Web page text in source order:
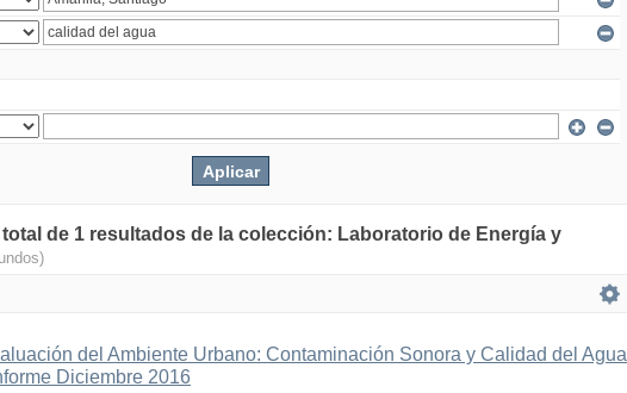
de 1 resultados de la colección: Laboratorio de Energía y
del Ambiente Urbano: Contaminación Sonora y Calidad del Agua
Diciembre 2016